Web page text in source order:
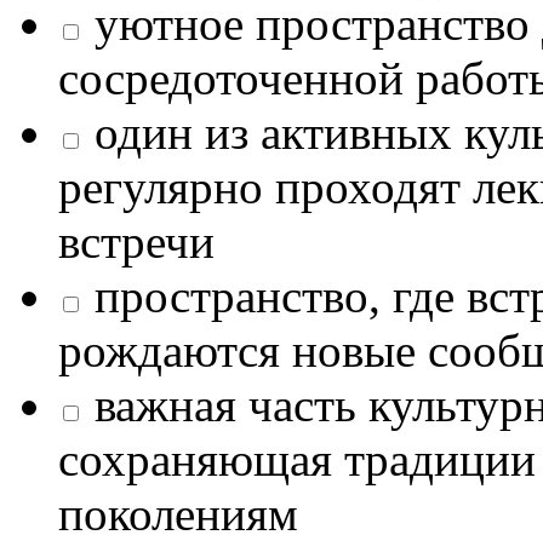
уютное
сосредоточенной
один из активных
регулярно проходят
встречи
пространство, где
рождаются новые
важная часть
сохраняющая
поколениям